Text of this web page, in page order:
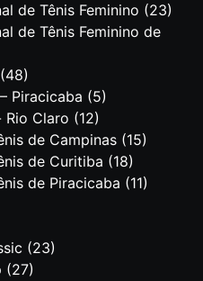
de Tênis Feminino (23)
de Tênis Feminino de
(48)
Piracicaba (5)
Rio Claro (12)
de Campinas (15)
de Curitiba (18)
de Piracicaba (11)
(23)
(27)